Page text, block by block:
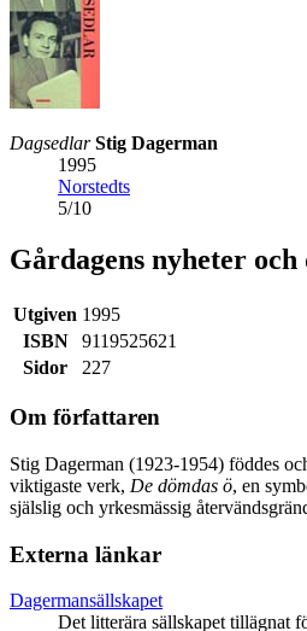
Dagsedlar Stig Dagerman
1995
Norstedts
5/10
Gårdagens nyheter och
Utgiven 1995
ISBN
9119525621
Sidor
227
Om författaren
Stig Dagerman (1923-1954) föddes
viktigaste verk, De dömdas ö, en
själslig och yrkesmässig
Externa länkar
Dagermansällskapet
Det litterära sällskapet tillägnat